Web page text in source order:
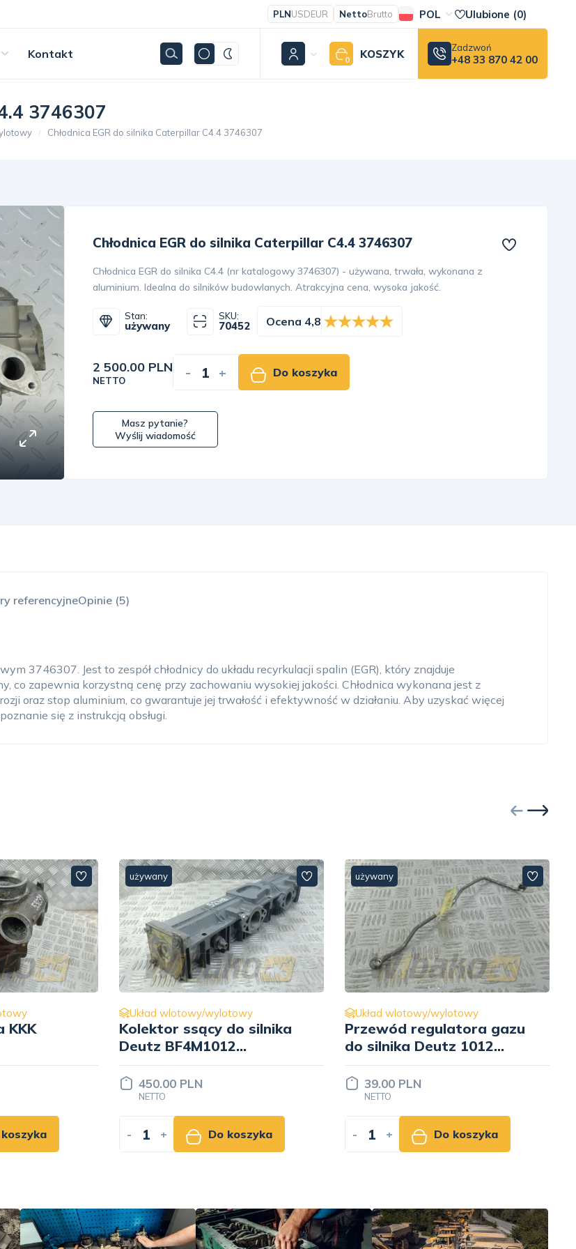
PLNUSDEUR NettoBrutto POL Ulubione (0)
Kontakt 0 KOSZYK Zadzwoń
+48 33 870 42 00
3746307
Chłodnica EGR do silnika Caterpillar C4.4 3746307
Chłodnica EGR do silnika Caterpillar C4.4 3746307
Chłodnica EGR do silnika C4.4 (nr katalogowy 3746307) - używana, trwała, wykonana z
aluminium. Idealna do silników budowlanych. Atrakcyjna cena, wysoka jakość.
Stan:
używany
SKU:
70452 Ocena 4,8
2 500.00 PLN
NETTO - + Do koszyka
Masz pytanie?
Wyślij wiadomość
referencyjneOpinie (5)
3746307. Jest to zespół chłodnicy do układu recyrkulacji spalin (EGR), który znajduje
co zapewnia korzystną cenę przy zachowaniu wysokiej jakości. Chłodnica wykonana jest z
oraz stop aluminium, co gwarantuje jej trwałość i efektywność w działaniu. Aby uzyskać więcej
się z instrukcją obsługi.
silnika
używany
Układ wlotowy/wylotowy
Przewód regulatora gazu
do silnika Deutz 1012
04256890
39.00 PLN
NETTO
- + Do koszyka
używany
Układ wlotowy/wylotowy
Kolektor ssący Deutz
04207501R
750.00 PLN
NETTO
- + Do koszyka